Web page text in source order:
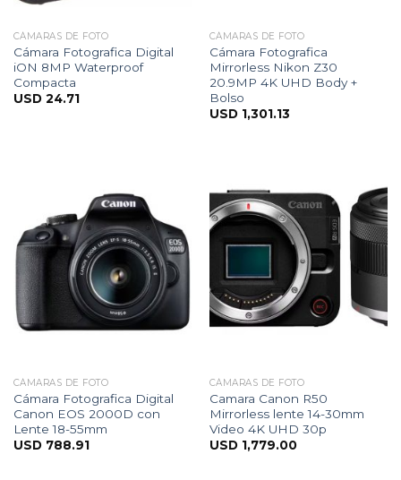
CÁMARAS DE FOTO
Cámara Fotografica Digital
iON 8MP Waterproof
Compacta
USD 24.71
CÁMARAS DE FOTO
Cámara Fotografica
Mirrorless Nikon Z30
20.9MP 4K UHD Body +
Bolso
USD 1,301.13
CÁMARAS DE FOTO
Cámara Fotografica Digital
Canon EOS 2000D con
Lente 18-55mm
USD 788.91
CÁMARAS DE FOTO
Camara Canon R50
Mirrorless lente 14-30mm
Video 4K UHD 30p
USD 1,779.00